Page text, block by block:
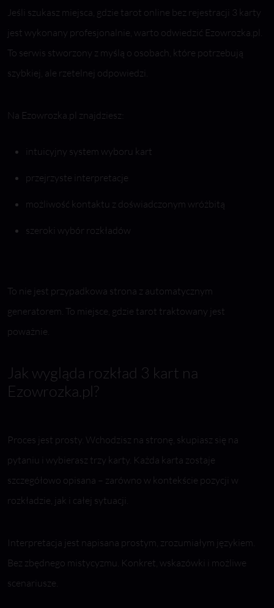
Jeśli szukasz miejsca, gdzie tarot online bez rejestracji 3 karty
jest wykonany profesjonalnie, warto odwiedzić Ezowrozka.pl.
To serwis stworzony z myślą o osobach, które potrzebują
szybkiej, ale rzetelnej odpowiedzi.
Na Ezowrozka.pl znajdziesz:
intuicyjny system wyboru kart
przejrzyste interpretacje
możliwość kontaktu z doświadczonym wróżbitą
szeroki wybór rozkładów
To nie jest przypadkowa strona z automatycznym
generatorem. To miejsce, gdzie tarot traktowany jest
poważnie.
Jak wygląda rozkład 3 kart na
Ezowrozka.pl?
Proces jest prosty. Wchodzisz na stronę, skupiasz się na
pytaniu i wybierasz trzy karty. Każda karta zostaje
szczegółowo opisana – zarówno w kontekście pozycji w
rozkładzie, jak i całej sytuacji.
Interpretacja jest napisana prostym, zrozumiałym językiem.
Bez zbędnego mistycyzmu. Konkret, wskazówki i możliwe
scenariusze.